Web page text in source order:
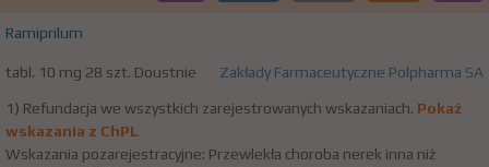
Ramiprilum
tabl. 10 mg 28 szt. Doustnie Zakłady Farmaceutyczne Polpharma SA
1) Refundacja we wszystkich zarejestrowanych wskazaniach. Pokaż
wskazania z ChPL
Wskazania pozarejestracyjne: Przewlekła choroba nerek inna niż